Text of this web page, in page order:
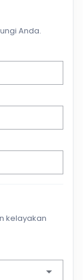
Anda.
kelayakan